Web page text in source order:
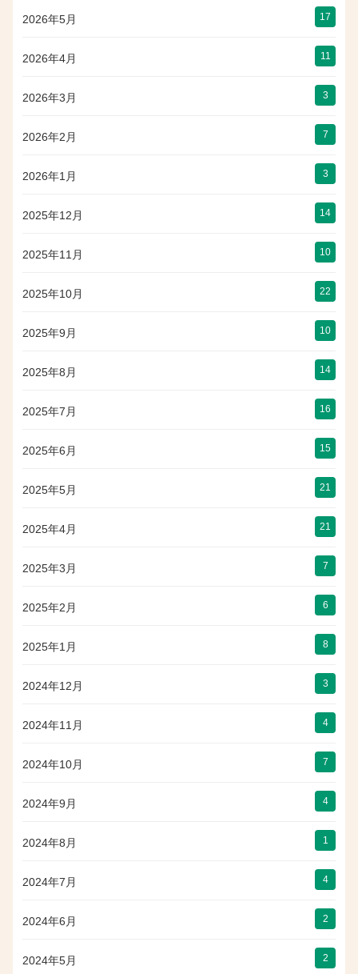
2026年5月 17
2026年4月 11
2026年3月 3
2026年2月 7
2026年1月 3
2025年12月 14
2025年11月 10
2025年10月 22
2025年9月 10
2025年8月 14
2025年7月 16
2025年6月 15
2025年5月 21
2025年4月 21
2025年3月 7
2025年2月 6
2025年1月 8
2024年12月 3
2024年11月 4
2024年10月 7
2024年9月 4
2024年8月 1
2024年7月 4
2024年6月 2
2024年5月 2